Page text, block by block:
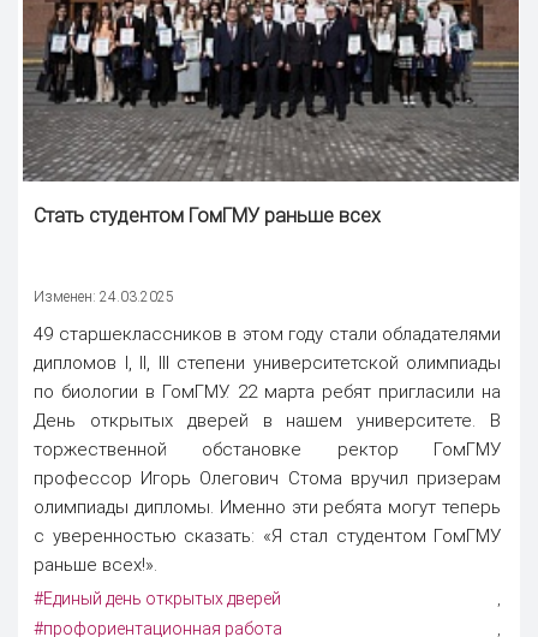
Стать студентом ГомГМУ раньше всех
Изменен: 24.03.2025
49 старшеклассников в этом году стали обладателями
дипломов I, II, III степени университетской олимпиады
по биологии в ГомГМУ. 22 марта ребят пригласили на
День открытых дверей в нашем университете. В
торжественной обстановке ректор ГомГМУ
профессор Игорь Олегович Стома вручил призерам
олимпиады дипломы. Именно эти ребята могут теперь
с уверенностью сказать: «Я стал студентом ГомГМУ
раньше всех!».
#Единый день открытых дверей
#профориентационная работа